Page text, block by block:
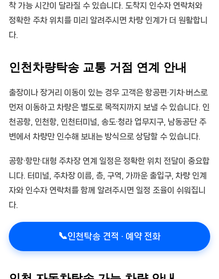
착 가능 시간이 달라질 수 있습니다. 도착지 인수자 연락처와
정확한 주차 위치를 미리 알려주시면 차량 인계가 더 원활합니
다.
인천차량탁송 교통 거점 연계 안내
출장이나 장거리 이동이 있는 경우 고객은 항공편·기차·버스로
먼저 이동하고 차량은 별도로 목적지까지 보낼 수 있습니다. 인
천공항, 인천항, 인천터미널, 송도·청라 업무지구, 남동공단 주
변에서 차량만 인수해 보내는 방식으로 상담할 수 있습니다.
공항·항만·대형 주차장 연계 일정은 정확한 위치 전달이 중요합
니다. 터미널, 주차장 이름, 층, 구역, 가까운 출입구, 차량 인계
자와 인수자 연락처를 함께 알려주시면 일정 조율이 쉬워집니
다.
📞인천탁송 견적 · 예약 전화